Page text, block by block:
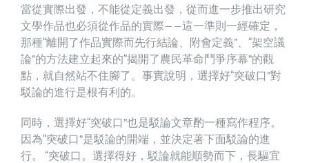
當從實際出發，不能從定義出發，從而進一步推出研究
文學作品也必須從作品的實際——這一準則一經確定，
那種“離開了作品實際而先行結論、附會定義”、“架空議
論”的方法建立起來的“揭開了農民革命鬥爭序幕”的觀
點，就自然站不住腳了。事實說明，選擇好“突破口”對
駁論的進行是根有利的。
同時，選擇好“突破口”也是駁論文章酌一種寫作程序。
因為“突破口”是駁論的開端，並決定著下面駁論的進
行。 “突破口。選擇得好，駁論就能順勢而下，長驅宜